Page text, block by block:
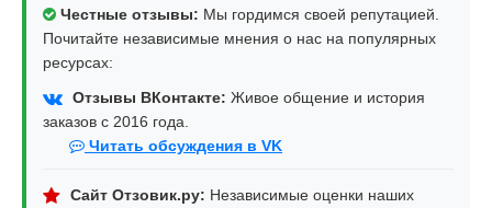
Честные отзывы: Мы гордимся своей репутацией.
Почитайте независимые мнения о нас на популярных
ресурсах:
Отзывы ВКонтакте: Живое общение и история
заказов с 2016 года.
Читать обсуждения в VK
Сайт Отзовик.ру: Независимые оценки наших